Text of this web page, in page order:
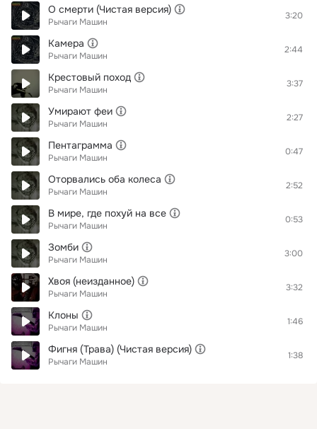
О смерти (Чистая версия)
Рычаги Машин
3:20
Камера
Рычаги Машин
2:44
Крестовый поход
Рычаги Машин
3:37
Умирают феи
Рычаги Машин
2:27
Пентаграмма
Рычаги Машин
0:47
Оторвались оба колеса
Рычаги Машин
2:52
В мире, где похуй на все
Рычаги Машин
0:53
Зомби
Рычаги Машин
3:00
Хвоя (неизданное)
Рычаги Машин
3:32
Клоны
Рычаги Машин
1:46
Фигня (Трава) (Чистая версия)
Рычаги Машин
1:38